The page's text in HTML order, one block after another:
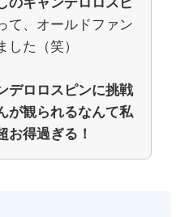
て、オールドファン
した（笑）
デロロスピンに挑戦
が観られるなんて私
お得過ぎる！